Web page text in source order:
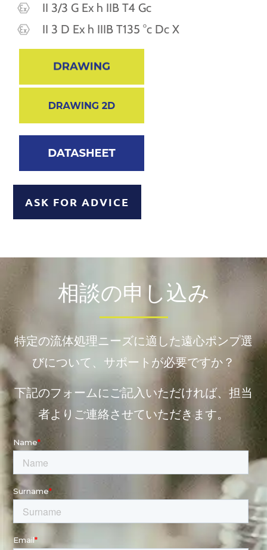
II 3/3 G Ex h IIB T4 Gc
II 3 D Ex h IIIB T135 °c Dc X
ASK FOR ADVICE
相談の申し込み
特定の流体処理ニーズに適した遠心ポンプ選
びについて、サポートが必要ですか？
下記のフォームにご記入いただければ、担当
者よりご連絡させていただきます。